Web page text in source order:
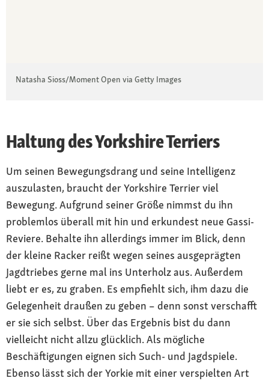
Natasha Sioss/Moment Open via Getty Images
Haltung des Yorkshire Terriers
Um seinen Bewegungsdrang und seine Intelligenz
auszulasten, braucht der Yorkshire Terrier viel
Bewegung. Aufgrund seiner Größe nimmst du ihn
problemlos überall mit hin und erkundest neue Gassi-
Reviere. Behalte ihn allerdings immer im Blick, denn
der kleine Racker reißt wegen seines ausgeprägten
Jagdtriebes gerne mal ins Unterholz aus. Außerdem
liebt er es, zu graben. Es empfiehlt sich, ihm dazu die
Gelegenheit draußen zu geben – denn sonst verschafft
er sie sich selbst. Über das Ergebnis bist du dann
vielleicht nicht allzu glücklich. Als mögliche
Beschäftigungen eignen sich Such- und Jagdspiele.
Ebenso lässt sich der Yorkie mit einer verspielten Art